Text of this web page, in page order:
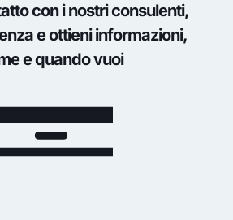
con i nostri consulenti,
e ottieni informazioni,
e quando vuoi